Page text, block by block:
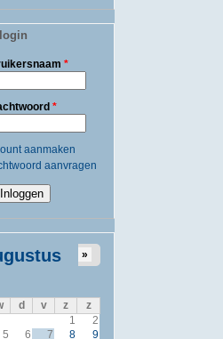
*
*
aanmaken
aanvragen
»
d v z
z
1
2
5 6 7 8
9